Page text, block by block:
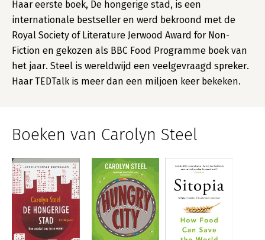
Haar eerste boek, De hongerige stad, is een
internationale bestseller en werd bekroond met de
Royal Society of Literature Jerwood Award for Non-
Fiction en gekozen als BBC Food Programme boek van
het jaar. Steel is wereldwijd een veelgevraagd spreker.
Haar TEDTalk is meer dan een miljoen keer bekeken.
Boeken van Carolyn Steel